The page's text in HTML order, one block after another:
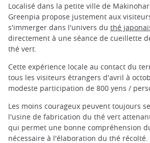
Localisé dans la petite ville de
Greenpia propose justement aux
s'immerger dans l'univers du thé
directement à une séance de cueillette
thé vert.
Cette expérience locale au contact du
tous les visiteurs étrangers d'avril à
modeste participation de 800 yens /
Les moins courageux peuvent toujours
l'usine de fabrication du thé vert
qui permet une bonne compréhension
nécessaire à l'élaboration du thé récolté.